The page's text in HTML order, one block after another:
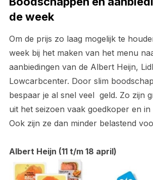
de week
Om de prijs zo laag mogelijk te
week bij het maken van het menu
aanbiedingen van de Albert Heijn,
Lowcarbcenter. Door slim
bespaar je al snel veel geld. Zo zijn
uit het seizoen vaak goedkoper en in
Ook zijn ze dan minder belastend
Albert Heijn (11 t/m 18 april)